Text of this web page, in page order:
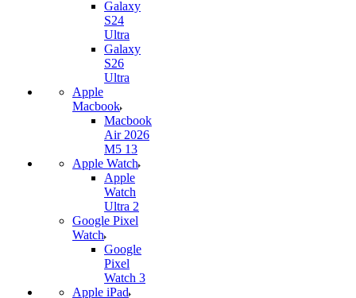
Galaxy
S24
Ultra
Galaxy
S26
Ultra
Apple
Macbook
Macbook
Air 2026
M5 13
Apple Watch
Apple
Watch
Ultra 2
Google Pixel
Watch
Google
Pixel
Watch 3
Apple iPad